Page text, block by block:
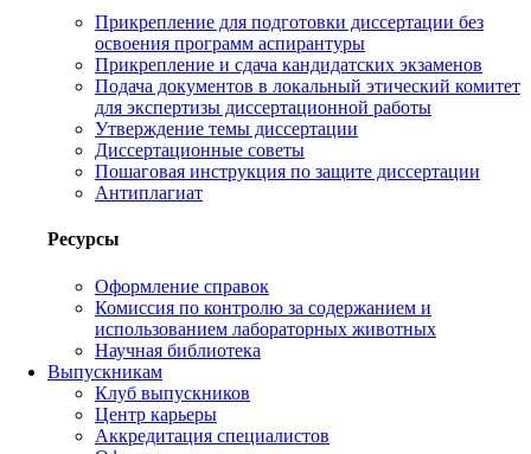
Прикрепление для подготовки диссертации без
освоения программ аспирантуры
Прикрепление и сдача кандидатских экзаменов
Подача документов в локальный этический комитет
для экспертизы диссертационной работы
Утверждение темы диссертации
Диссертационные советы
Пошаговая инструкция по защите диссертации
Антиплагиат
Ресурсы
Оформление справок
Комиссия по контролю за содержанием и
использованием лабораторных животных
Научная библиотека
Выпускникам
Клуб выпускников
Центр карьеры
Аккредитация специалистов